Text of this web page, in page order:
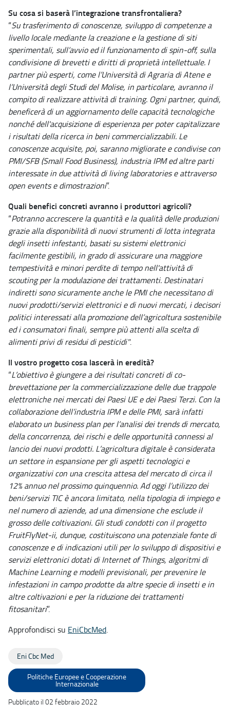
Su cosa si baserà l’integrazione transfrontaliera?
“Su trasferimento di conoscenze, sviluppo di competenze a
livello locale mediante la creazione e la gestione di siti
sperimentali, sull’avvio ed il funzionamento di spin-off, sulla
condivisione di brevetti e diritti di proprietà intellettuale. I
partner più esperti, come l’Università di Agraria di Atene e
l’Università degli Studi del Molise, in particolare, avranno il
compito di realizzare attività di training. Ogni partner, quindi,
beneficerà di un aggiornamento delle capacità tecnologiche
nonché dell'acquisizione di esperienza per poter capitalizzare
i risultati della ricerca in beni commercializzabili. Le
conoscenze acquisite, poi, saranno migliorate e condivise con
PMI/SFB (Small Food Business), industria IPM ed altre parti
interessate in due attività di living laboratories e attraverso
open events e dimostrazioni”.
Quali benefici concreti avranno i produttori agricoli?
“Potranno accrescere la quantità e la qualità delle produzioni
grazie alla disponibilità di nuovi strumenti di lotta integrata
degli insetti infestanti, basati su sistemi elettronici
facilmente gestibili, in grado di assicurare una maggiore
tempestività e minori perdite di tempo nell'attività di
scouting per la modulazione dei trattamenti. Destinatari
indiretti sono sicuramente anche le PMI che necessitano di
nuovi prodotti/servizi elettronici e di nuovi mercati, i decisori
politici interessati alla promozione dell’agricoltura sostenibile
ed i consumatori finali, sempre più attenti alla scelta di
alimenti privi di residui di pesticidi".
Il vostro progetto cosa lascerà in eredità?
“L’obiettivo è giungere a dei risultati concreti di co-
brevettazione per la commercializzazione delle due trappole
elettroniche nei mercati dei Paesi UE e dei Paesi Terzi. Con la
collaborazione dell’industria IPM e delle PMI, sarà infatti
elaborato un business plan per l’analisi dei trends di mercato,
della concorrenza, dei rischi e delle opportunità connessi al
lancio dei nuovi prodotti. L’agricoltura digitale è considerata
un settore in espansione per gli aspetti tecnologici e
organizzativi con una crescita attesa del mercato di circa il
12% annuo nel prossimo quinquennio. Ad oggi l’utilizzo dei
beni/servizi TIC è ancora limitato, nella tipologia di impiego e
nel numero di aziende, ad una dimensione che esclude il
grosso delle coltivazioni. Gli studi condotti con il progetto
FruitFlyNet-ii, dunque, costituiscono una potenziale fonte di
conoscenze e di indicazioni utili per lo sviluppo di dispositivi e
servizi elettronici dotati di Internet of Things, algoritmi di
Machine Learning e modelli previsionali, per prevenire le
infestazioni in campo prodotte da altre specie di insetti e in
altre coltivazioni e per la riduzione dei trattamenti
fitosanitari”.
Approfondisci su EniCbcMed.
Eni Cbc Med
Politiche Europee e Cooperazione
Internazionale
Pubblicato il 02 febbraio 2022